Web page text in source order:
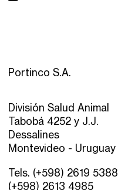
Portinco S.A.
División Salud Animal
Tabobá 4252 y J.J.
Dessalines
Montevideo - Uruguay
Tels. (+598) 2619 5388
(+598) 2613 4985